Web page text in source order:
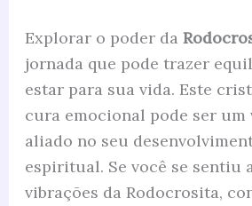
Explorar o poder da
jornada que pode trazer
estar para sua vida. Este
cura emocional pode ser um
aliado no seu
espiritual. Se você se sentiu
vibrações da Rodocrosita,